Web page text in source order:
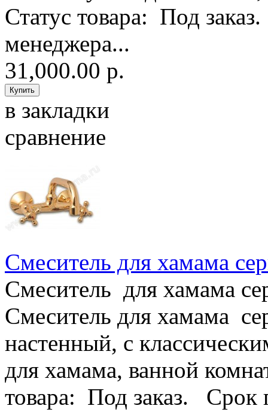
Статус товара: Под
менеджера...
31,000.00 р.
в закладки
сравнение
Смеситель для хамама
Смеситель для хамама
Смеситель для хамама
настенный, с
для хамама, ванной
товара: Под заказ. Срок